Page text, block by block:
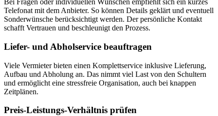
Bei Fragen oder individuellen Wünschen empfiehlt sich ein kurzes
Telefonat mit dem Anbieter. So können Details geklärt und eventuell
Sonderwünsche berücksichtigt werden. Der persönliche Kontakt
schafft Vertrauen und beschleunigt den Prozess.
Liefer- und Abholservice beauftragen
Viele Vermieter bieten einen Komplettservice inklusive Lieferung,
Aufbau und Abholung an. Das nimmt viel Last von den Schultern
und ermöglicht eine stressfreie Organisation, auch bei knappen
Zeitplänen.
Preis-Leistungs-Verhältnis prüfen